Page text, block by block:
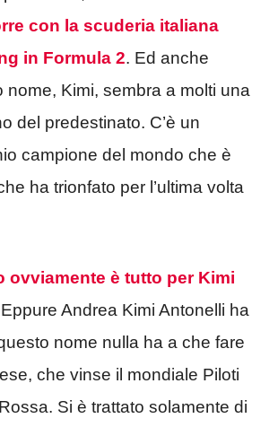
con la scuderia italiana
in Formula 2. Ed anche
nome, Kimi, sembra a molti una
del predestinato. C’è un
campione del mondo che è
ha trionfato per l’ultima volta
ovviamente è tutto per Kimi
Andrea Kimi Antonelli ha
nome nulla ha a che fare
che vinse il mondiale Piloti
Si è trattato solamente di